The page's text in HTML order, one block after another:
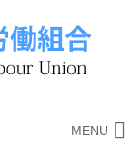
MENU